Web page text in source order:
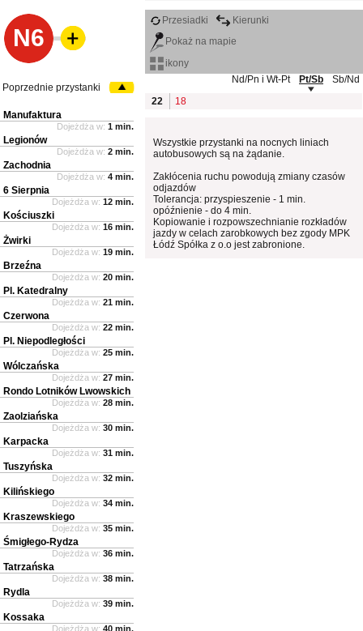
N6
Przesiadki
Kierunki
Pokaż na mapie
ikony
Nd/Pn i Wt-Pt
Pt/Sb
Sb/Nd
22
18
Wszystkie przystanki na nocnych liniach
autobusowych są na żądanie.
Zakłócenia ruchu powodują zmiany czasów
odjazdów
Tolerancja: przyspieszenie - 1 min.
opóźnienie - do 4 min.
Kopiowanie i rozpowszechnianie rozkładów
jazdy w celach zarobkowych bez zgody MPK
Łódź Spółka z o.o jest zabronione.
Poprzednie przystanki
Manufaktura
Dojeżdża w: 1 min.
Legionów
Dojeżdża w: 2 min.
Zachodnia
Dojeżdża w: 4 min.
6 Sierpnia
Dojeżdża w: 12 min.
Kościuszki
Dojeżdża w: 16 min.
Żwirki
Dojeżdża w: 19 min.
Brzeźna
Dojeżdża w: 20 min.
Pl. Katedralny
Dojeżdża w: 21 min.
Czerwona
Dojeżdża w: 22 min.
Pl. Niepodległości
Dojeżdża w: 25 min.
Wólczańska
Dojeżdża w: 27 min.
Rondo Lotników Lwowskich
Dojeżdża w: 28 min.
Zaolziańska
Dojeżdża w: 30 min.
Karpacka
Dojeżdża w: 31 min.
Tuszyńska
Dojeżdża w: 32 min.
Kilińskiego
Dojeżdża w: 34 min.
Kraszewskiego
Dojeżdża w: 35 min.
Śmigłego-Rydza
Dojeżdża w: 36 min.
Tatrzańska
Dojeżdża w: 38 min.
Rydla
Dojeżdża w: 39 min.
Kossaka
Dojeżdża w: 40 min.